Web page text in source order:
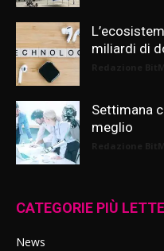
miliardi di
Settimana
meglio
CATEGORIE PIÙ LETTE
News